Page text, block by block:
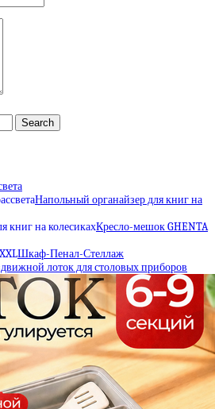
Напольный органайзер для книг на
Кресло-мешок GHENTA
Шкаф-Пенал-Стеллаж
лоток для столовых приборов